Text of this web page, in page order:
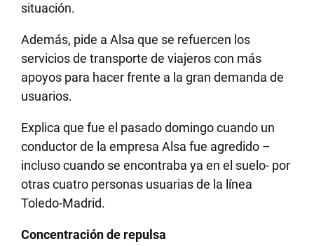
situación.
Además, pide a Alsa que se refuercen los
servicios de transporte de viajeros con más
apoyos para hacer frente a la gran demanda de
usuarios.
Explica que fue el pasado domingo cuando un
conductor de la empresa Alsa fue agredido –
incluso cuando se encontraba ya en el suelo- por
otras cuatro personas usuarias de la línea
Toledo-Madrid.
Concentración de repulsa